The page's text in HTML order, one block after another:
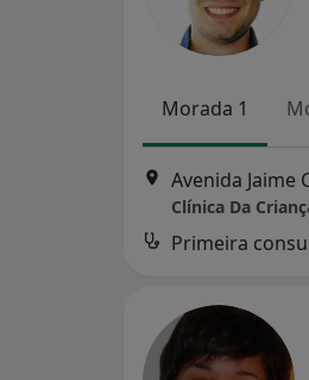
Morada 1
Avenida Jaime
Clínica Da
Primeira